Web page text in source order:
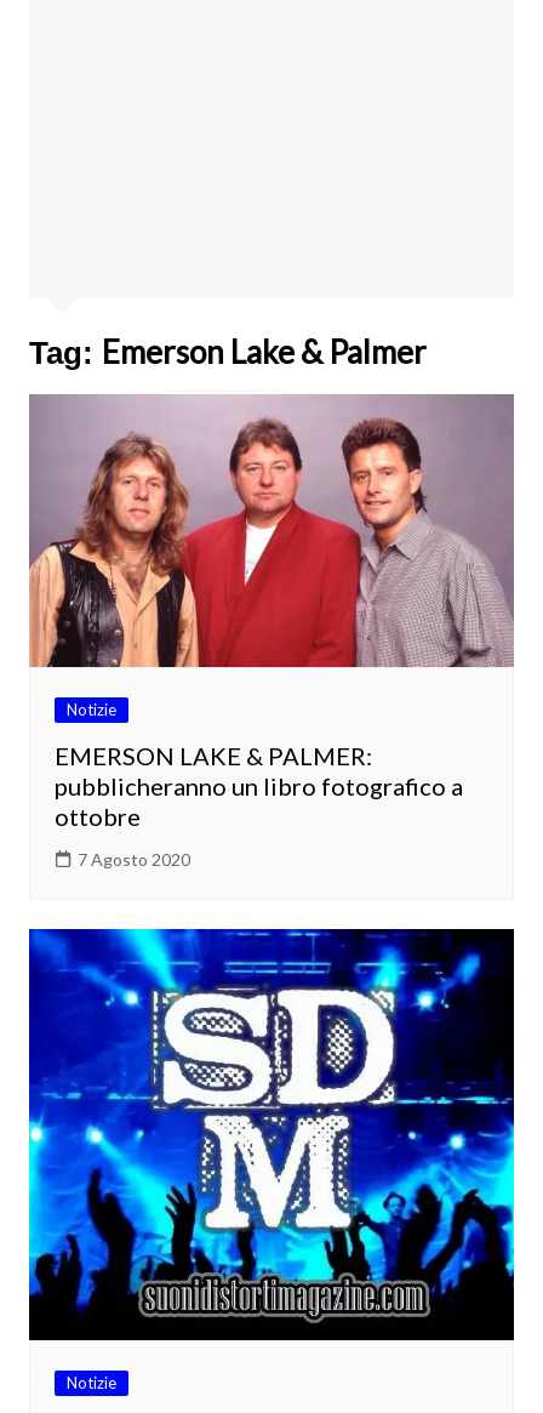
Tag: Emerson Lake & Palmer
Notizie
EMERSON LAKE & PALMER:
pubblicheranno un libro fotografico a
ottobre
7 Agosto 2020
Notizie